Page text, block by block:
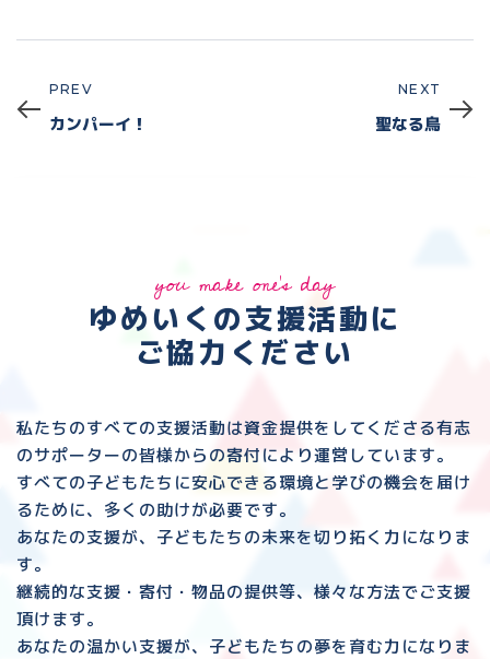
Prev
PREV
カンパーイ！
NextNEXT
聖なる鳥
you make one's day
ゆめいくの支援活動に
ご協力ください
私たちのすべての支援活動は資金提供をしてくださる有志
のサポーターの皆様からの寄付により運営しています。
すべての子どもたちに安心できる環境と 学びの機会を届け
るために、多くの助けが必要です。
あなたの支援が、子どもたちの未来を切り拓く力になりま
す。
継続的な支援・寄付・物品の提供等、様々な方法でご支援
頂けます。
あなたの温かい支援が、子どもたちの夢を育む力になりま